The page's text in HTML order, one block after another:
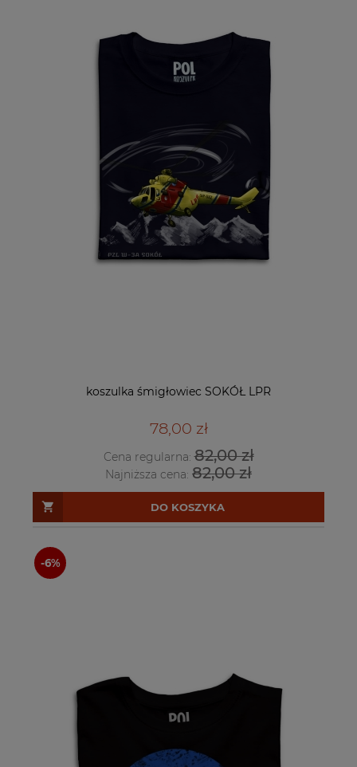
koszulka śmigłowiec SOKÓŁ LPR
78,00 zł
Cena regularna:82,00 zł
Najniższa cena: 82,00 zł
DO KOSZYKA